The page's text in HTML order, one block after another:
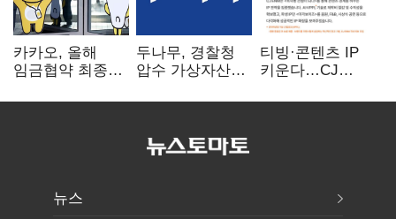
카카오, 올해
임금협약 최종
인상·격려금
두나무, 경찰청
압수 가상자산
커스터디 사업
티빙·콘텐츠 IP
키운다…CJ
글로벌 확장 가속
뉴스